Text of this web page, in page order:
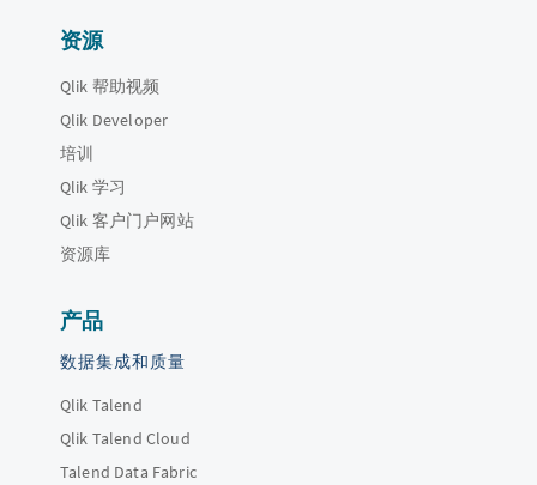
资源
Qlik 帮助视频
Qlik Developer
培训
Qlik 学习
Qlik 客户门户网站
资源库
产品
数据集成和质量
Qlik Talend
Qlik Talend Cloud
Talend Data Fabric